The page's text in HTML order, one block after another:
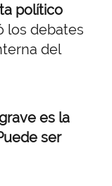
político
los debates
del
es la
ser